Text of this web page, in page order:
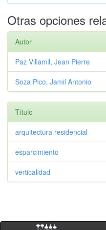
Otras opciones
Autor
Paz Villamil, Jean Pierre
Soza Pico, Jamil Antonio
Título
arquitectura residencial
esparcimiento
verticalidad